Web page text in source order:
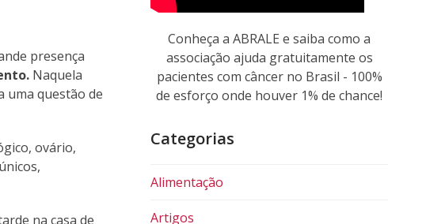
presença
Naquela
uma questão de
ovário,
na casa de
Conheça a ABRALE e saiba como a
associação ajuda gratuitamente os
pacientes com câncer no Brasil - 100%
de esforço onde houver 1% de chance!
Categorias
Alimentação
Artigos